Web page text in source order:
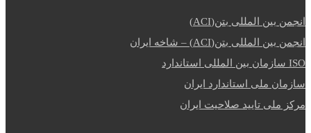
انجمن بین المللی بتن(ACI)
انجمن بین المللی بتن(ACI) – شاخه ایران
ISO سازمان بین المللی استاندارد
سازمان ملی استاندارد ایران
مرکز ملی تایید صلاحیت ایران